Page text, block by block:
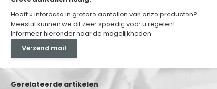
Heeft u interesse in grotere aantallen van onze producten?
Meestal kunnen we dit zeer spoedig voor u regelen!
Informeer hieronder naar de mogelijkheden
Verzend mail
Gerelateerde artikelen